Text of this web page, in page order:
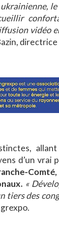
vidéo
d’un vrai
«
tiers des